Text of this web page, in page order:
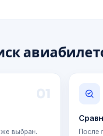
01
выбран.
После